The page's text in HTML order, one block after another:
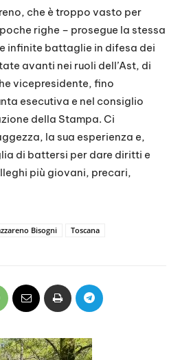
che è troppo vasto per
righe – prosegue la stessa
infinite battaglie in difesa dei
avanti nei ruoli dell’Ast, di
vicepresidente, fino
esecutiva e nel consiglio
della Stampa. Ci
la sua esperienza e,
di battersi per dare diritti e
più giovani, precari,
Bisogni Toscana